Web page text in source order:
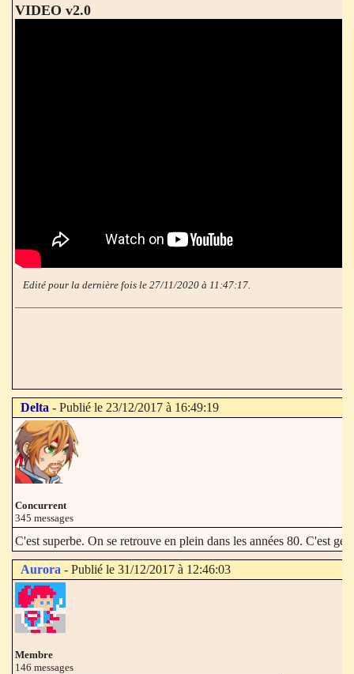
VIDEO v2.0
Edité pour la dernière fois le 27/11/2020 à 11:47:17.
Delta - Publié le 23/12/2017 à 16:49:19
Concurrent
345 messages
C'est superbe. On se retrouve en plein dans les années 80. C'est
Aurora - Publié le 31/12/2017 à 12:46:03
Membre
146 messages